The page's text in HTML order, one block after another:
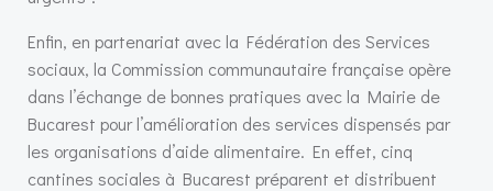
Enfin, en partenariat avec la Fédération des Services
sociaux, la Commission communautaire française opère
dans l’échange de bonnes pratiques avec la Mairie de
Bucarest pour l’amélioration des services dispensés par
les organisations d’aide alimentaire. En effet, cinq
cantines sociales à Bucarest préparent et distribuent